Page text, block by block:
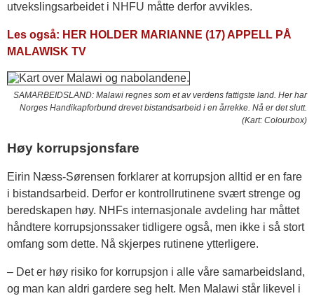
utvekslingsarbeidet i NHFU måtte derfor avvikles.
Les også: HER HOLDER MARIANNE (17) APPELL PÅ
MALAWISK TV
SAMARBEIDSLAND: Malawi regnes som et av verdens fattigste land. Her har
Norges Handikapforbund drevet bistandsarbeid i en årrekke. Nå er det slutt.
(Kart: Colourbox)
Høy korrupsjonsfare
Eirin Næss-Sørensen forklarer at korrupsjon alltid er en fare
i bistandsarbeid. Derfor er kontrollrutinene svært strenge og
beredskapen høy. NHFs internasjonale avdeling har måttet
håndtere korrupsjonssaker tidligere også, men ikke i så stort
omfang som dette. Nå skjerpes rutinene ytterligere.
– Det er høy risiko for korrupsjon i alle våre samarbeidsland,
og man kan aldri gardere seg helt. Men Malawi står likevel i